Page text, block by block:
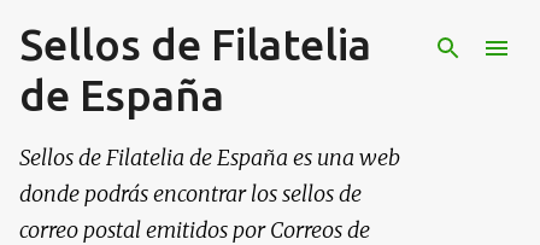
Ir al contenido principal
Sellos de Filatelia
de España
Sellos de Filatelia de España es una web
donde podrás encontrar los sellos de
correo postal emitidos por Correos de